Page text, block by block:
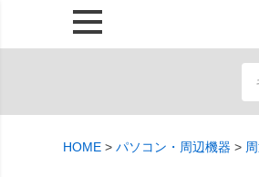
HOME パソコン・周辺機器